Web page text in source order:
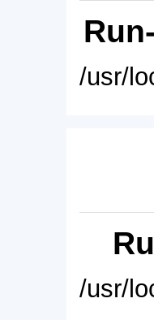
/usr/
/usr/